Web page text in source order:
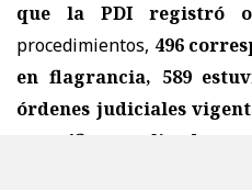
que la PDI registró
procedimientos, 496
en flagrancia, 589
órdenes judiciales
específicos realizados